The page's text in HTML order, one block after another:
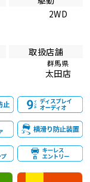
2WD
取扱店舗
群馬県
太田店